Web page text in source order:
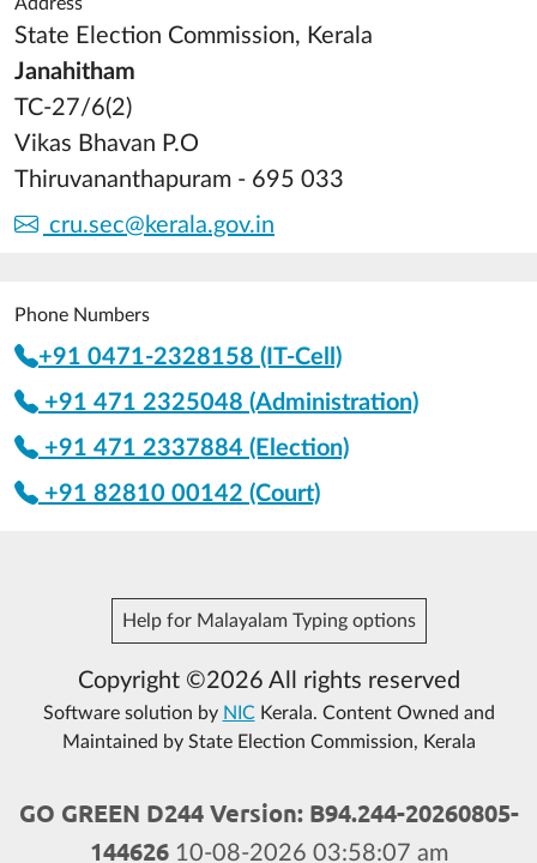
State Election Commission, Kerala
Janahitham
TC-27/6(2)
Vikas Bhavan P.O
Thiruvananthapuram - 695 033
cru.sec@kerala.gov.in
Phone Numbers
+91 0471-2328158 (IT-Cell)
+91 471 2325048 (Administration)
+91 471 2337884 (Election)
+91 82810 00142 (Court)
Help for Malayalam Typing options
Copyright ©2026 All rights reserved
Software solution by NICKerala. Content Owned and
Maintained by State Election Commission, Kerala
GO GREEN D244 Version: B94.244-20260805-
144626 10-08-2026 03:58:07 am